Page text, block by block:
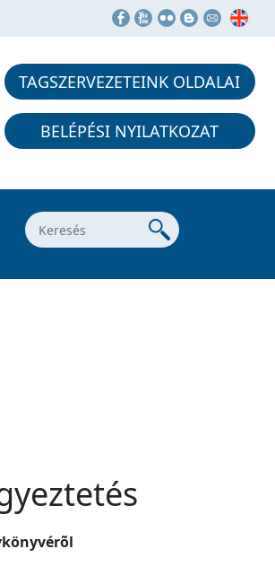
TAGSZERVEZETEINK OLDALAI
BELÉPÉSI NYILATKOZAT